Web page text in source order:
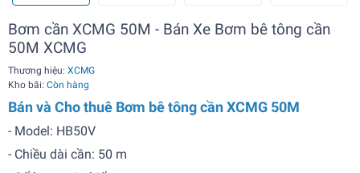
Bơm cần XCMG 50M - Bán Xe Bơm bê tông cần
50M XCMG
Thương hiệu: XCMG
Kho bãi: Còn hàng
Bán và Cho thuê Bơm bê tông cần XCMG 50M
- Model: HB50V
- Chiều dài cần: 50 m